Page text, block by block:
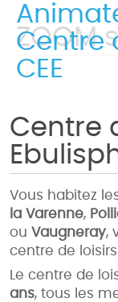
ZOOM
Centre
CEE
Centre
Vous habitez
la Varenne,
ou Vaugneray,
centre de
Le centre de
ans, tous les